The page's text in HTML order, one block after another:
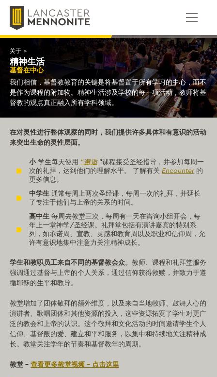
容
关于 >
精神生活
基督在中心
我们相信，基督教教育的关键是将基督置于所有学习的中心，而不
是作为课程的附加物。精神生活涉及学校的每一项活动，教师将基
督教的观点真正融入所有学科领域。
在对灵性进行整体观察的同时，我们提供许多具体和有意识的活动
来突出生命的灵性层面。
小学生每天使用 “邂逅”课程接受圣经指导，并参加每周一
次的礼拜，达到他们的理解水平。 了解有关Encounter的
更多信息。
中学生 通常每周上两次圣经课，每周一次的礼拜，并延长
了专注于他们与上帝的关系的时间。
高中生 每周去教堂三次，每周有一天在咨询小组开会，每
年上一堂神学/圣经课。礼拜堂包括有演讲嘉宾的特别系
列，如承诺周、宣教、灵感和教育周以及职业和信仰周，允
许有意识地集中注意力关注精神成长。
学生和教职员工来自不同的基督教会众。 教师、课程和礼拜堂服务
强调通过基督与上帝的个人关系，通过信仰获得救赎，并致力于遵
循耶稣的生平和教导。
教堂增加了团体敬拜的额外维度，以及来自当地牧师、鼓舞人心的
演讲者、歌唱团体和其他资源的投入，这些资源拓宽了学生对更广
泛的教会和上帝的认识。这个敬拜和文化活动的时间邀请学生个人
信仰、基督般的爱、建立和平和服务，以集中和持续地关注精神成
长。教堂关注学年的节奏和基督教年的周期。
教堂 – 查看更多教堂视频 – 点击这里